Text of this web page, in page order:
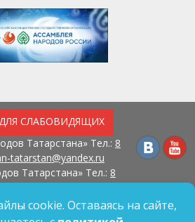
СЛАБОВИДЯЩИХ
Татарстана» Тел.: 8
tatarstan@yandex.ru
Татарстана» Тел.: 8
д. 57
cookie. Оставаясь на сайте,